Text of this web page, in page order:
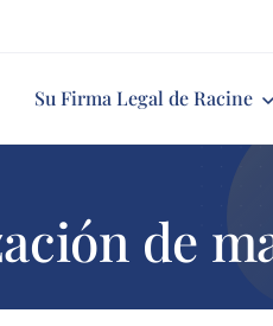
Su Firma Legal de Racine
de